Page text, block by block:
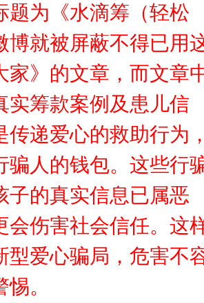
题为《水滴筹（轻松
博就被屏蔽不得已用
家》的文章，而文章
实筹款案例及患儿信
传递爱心的救助行为
骗人的钱包。这些行
子的真实信息已属恶
会伤害社会信任。这
型爱心骗局，危害不
。